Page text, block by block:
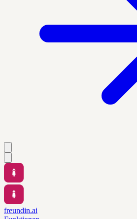
freundin.ai